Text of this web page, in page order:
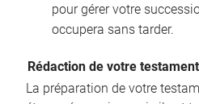
pour gérer votre
occupera sans tarder.
Rédaction de votre
La préparation de votre